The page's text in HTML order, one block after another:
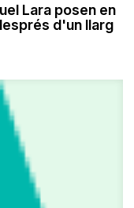
Lara posen en
d'un llarg